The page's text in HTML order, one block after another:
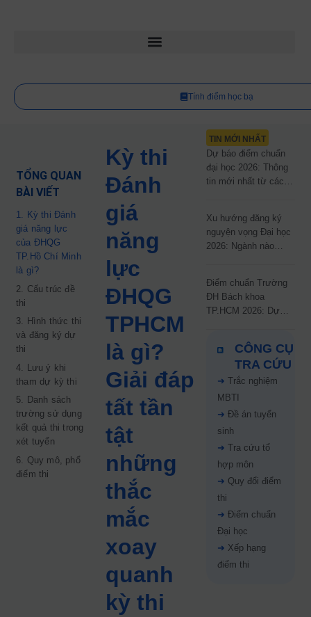
Tính điểm học bạ
TỔNG QUAN
BÀI VIẾT
1. Kỳ thi Đánh
giá năng lực
của ĐHQG
TP.Hồ Chí Minh
là gì?
2. Cấu trúc đề
thi
3. Hình thức thi
và đăng ký dự
thi
4. Lưu ý khi
tham dự kỳ thi
5. Danh sách
trường sử dụng
kết quả thi trong
xét tuyển
6. Quy mô, phổ
điểm thi
Kỳ thi
Đánh
giá
năng
lực
ĐHQG
TPHCM
là gì?
Giải đáp
tất tần
tật
những
thắc
mắc
xoay
quanh
kỳ thi
TIN MỚI NHẤT
Dự báo điểm chuẩn
đại học 2026: Thông
tin mới nhất từ các
Xu hướng đăng ký
nguyện vọng Đại học
2026: Ngành nào
Điểm chuẩn Trường
ĐH Bách khoa
TP.HCM 2026: Dự
67%
CÔNG CỤ
TRA CỨU
➜ Trắc nghiệm
MBTI
➜ Đề án tuyển
sinh
➜ Tra cứu tổ
hợp môn
➜ Quy đổi điểm
thi
➜ Điểm chuẩn
Đại học
➜ Xếp hạng
điểm thi